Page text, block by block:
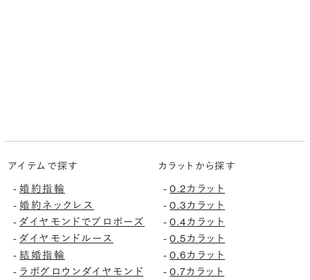
アイテムで探す
-婚約指輪
-婚約ネックレス
-ダイヤモンドでプロポーズ
-ダイヤモンドルース
-結婚指輪
- ラボグロウンダイヤモンド
カラットから探す
-0.2カラット
-0.3カラット
-0.4カラット
-0.5カラット
-0.6カラット
-0.7カラット